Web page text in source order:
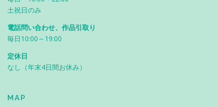
土祝日のみ
電話問い合わせ、作品引取り
毎日10:00～19:00
定休日
なし（年末4日間お休み）
MAP